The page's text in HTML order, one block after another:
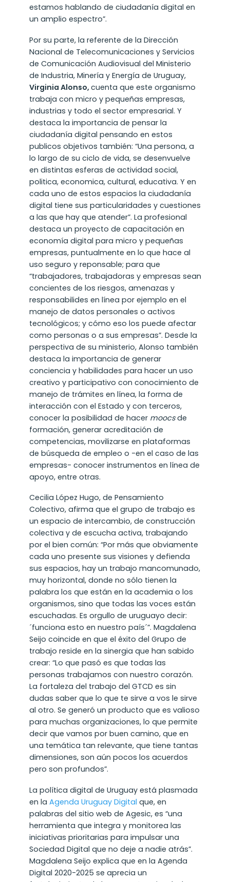
estamos hablando de ciudadanía digital en
un amplio espectro”.
Por su parte, la referente de la Dirección
Nacional de Telecomunicaciones y Servicios
de Comunicación Audiovisual del Ministerio
de Industria, Minería y Energía de Uruguay,
Virginia Alonso, cuenta que este organismo
trabaja con micro y pequeñas empresas,
industrias y todo el sector empresarial. Y
destaca la importancia de pensar la
ciudadanía digital pensando en estos
publicos objetivos también: “Una persona, a
lo largo de su ciclo de vida, se desenvuelve
en distintas esferas de actividad social,
politica, economica, cultural, educativa. Y en
cada uno de estos espacios la ciudadanía
digital tiene sus particularidades y cuestiones
a las que hay que atender”. La profesional
destaca un proyecto de capacitación en
economía digital para micro y pequeñas
empresas, puntualmente en lo que hace al
uso seguro y reponsable; para que
“trabajadores, trabajadoras y empresas sean
concientes de los riesgos, amenazas y
responsabilides en línea por ejemplo en el
manejo de datos personales o activos
tecnológicos; y cómo eso los puede afectar
como personas o a sus empresas”. Desde la
perspectiva de su ministerio, Alonso también
destaca la importancia de generar
conciencia y habilidades para hacer un uso
creativo y participativo con conocimiento de
manejo de trámites en línea, la forma de
interacción con el Estado y con terceros,
conocer la posibilidad de hacer moocsde
formación, generar acreditación de
competencias, movilizarse en plataformas
de búsqueda de empleo o -en el caso de las
empresas- conocer instrumentos en línea de
apoyo, entre otras.
Cecilia López Hugo, de Pensamiento
Colectivo, afirma que el grupo de trabajo es
un espacio de intercambio, de construcción
colectiva y de escucha activa, trabajando
por el bien común: “Por más que obviamente
cada uno presente sus visiones y defienda
sus espacios, hay un trabajo mancomunado,
muy horizontal, donde no sólo tienen la
palabra los que están en la academia o los
organismos, sino que todas las voces están
escuchadas. Es orgullo de uruguayo decir:
´funciona esto en nuestro país´”. Magdalena
Seijo coincide en que el éxito del Grupo de
trabajo reside en la sinergia que han sabido
crear: “Lo que pasó es que todas las
personas trabajamos con nuestro corazón.
La fortaleza del trabajo del GTCD es sin
dudas saber que lo que te sirve a vos le sirve
al otro. Se generó un producto que es valioso
para muchas organizaciones, lo que permite
decir que vamos por buen camino, que en
una temática tan relevante, que tiene tantas
dimensiones, son aún pocos los acuerdos
pero son profundos”.
La política digital de Uruguay está plasmada
en la Agenda Uruguay Digital que, en
palabras del sitio web de Agesic, es “una
herramienta que integra y monitorea las
iniciativas prioritarias para impulsar una
Sociedad Digital que no deje a nadie atrás”.
Magdalena Seijo explica que en la Agenda
Digital 2020-2025 se aprecia un